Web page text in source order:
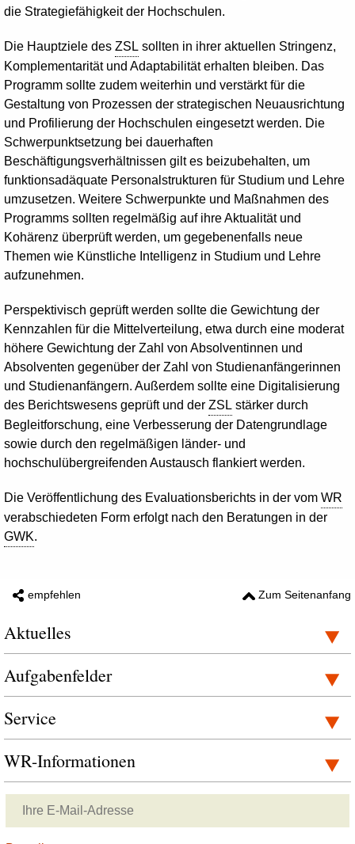
die Strategiefähigkeit der Hochschulen.
Die Hauptziele des ZSL sollten in ihrer aktuellen Stringenz,
Komplementarität und Adaptabilität erhalten bleiben. Das
Programm sollte zudem weiterhin und verstärkt für die
Gestaltung von Prozessen der strategischen Neuausrichtung
und Profilierung der Hochschulen eingesetzt werden. Die
Schwerpunktsetzung bei dauerhaften
Beschäftigungsverhältnissen gilt es beizubehalten, um
funktionsadäquate Personalstrukturen für Studium und Lehre
umzusetzen. Weitere Schwerpunkte und Maßnahmen des
Programms sollten regelmäßig auf ihre Aktualität und
Kohärenz überprüft werden, um gegebenenfalls neue
Themen wie Künstliche Intelligenz in Studium und Lehre
aufzunehmen.
Perspektivisch geprüft werden sollte die Gewichtung der
Kennzahlen für die Mittelverteilung, etwa durch eine moderat
höhere Gewichtung der Zahl von Absolventinnen und
Absolventen gegenüber der Zahl von Studienanfängerinnen
und Studienanfängern. Außerdem sollte eine Digitalisierung
des Berichtswesens geprüft und der ZSL stärker durch
Begleitforschung, eine Verbesserung der Datengrundlage
sowie durch den regelmäßigen länder- und
hochschulübergreifenden Austausch flankiert werden.
Die Veröffentlichung des Evaluationsberichts in der vom WR
verabschiedeten Form erfolgt nach den Beratungen in der
GWK.
empfehlen Zum Seitenanfang
Aktuelles
Aufgabenfelder
Service
WR-Informationen